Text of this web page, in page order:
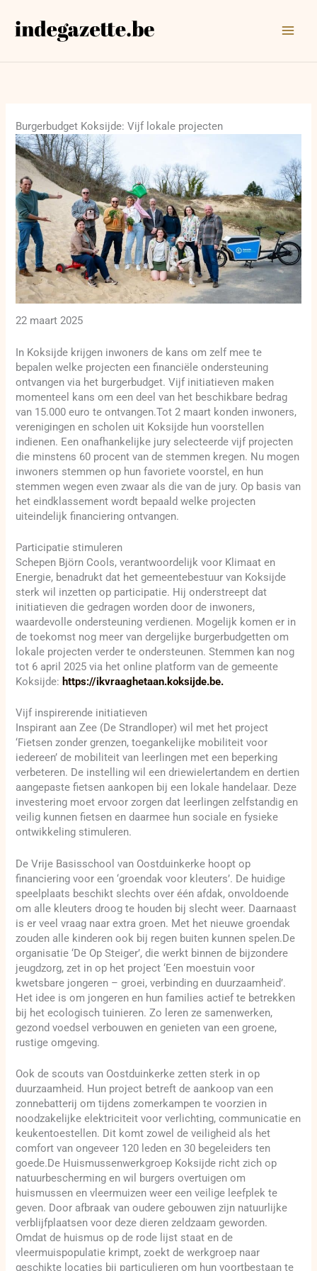
naar
Burgerbudget Koksijde: Vijf lokale projecten
22 maart 2025
In Koksijde krijgen inwoners de kans om zelf mee te
bepalen welke projecten een financiële ondersteuning
ontvangen via het burgerbudget. Vijf initiatieven maken
momenteel kans om een deel van het beschikbare bedrag
van 15.000 euro te ontvangen.Tot 2 maart konden inwoners,
verenigingen en scholen uit Koksijde hun voorstellen
indienen. Een onafhankelijke jury selecteerde vijf projecten
die minstens 60 procent van de stemmen kregen. Nu mogen
inwoners stemmen op hun favoriete voorstel, en hun
stemmen wegen even zwaar als die van de jury. Op basis van
het eindklassement wordt bepaald welke projecten
uiteindelijk financiering ontvangen.
Participatie stimuleren
Schepen Björn Cools, verantwoordelijk voor Klimaat en
Energie, benadrukt dat het gemeentebestuur van Koksijde
sterk wil inzetten op participatie. Hij onderstreept dat
initiatieven die gedragen worden door de inwoners,
waardevolle ondersteuning verdienen. Mogelijk komen er in
de toekomst nog meer van dergelijke burgerbudgetten om
lokale projecten verder te ondersteunen. Stemmen kan nog
tot 6 april 2025 via het online platform van de gemeente
Koksijde: https://ikvraaghetaan.koksijde.be.
Vijf inspirerende initiatieven
Inspirant aan Zee (De Strandloper) wil met het project
‘Fietsen zonder grenzen, toegankelijke mobiliteit voor
iedereen’ de mobiliteit van leerlingen met een beperking
verbeteren. De instelling wil een driewielertandem en dertien
aangepaste fietsen aankopen bij een lokale handelaar. Deze
investering moet ervoor zorgen dat leerlingen zelfstandig en
veilig kunnen fietsen en daarmee hun sociale en fysieke
ontwikkeling stimuleren.
De Vrije Basisschool van Oostduinkerke hoopt op
financiering voor een ‘groendak voor kleuters’. De huidige
speelplaats beschikt slechts over één afdak, onvoldoende
om alle kleuters droog te houden bij slecht weer. Daarnaast
is er veel vraag naar extra groen. Met het nieuwe groendak
zouden alle kinderen ook bij regen buiten kunnen spelen.De
organisatie ‘De Op Steiger’, die werkt binnen de bijzondere
jeugdzorg, zet in op het project ‘Een moestuin voor
kwetsbare jongeren – groei, verbinding en duurzaamheid’.
Het idee is om jongeren en hun families actief te betrekken
bij het ecologisch tuinieren. Zo leren ze samenwerken,
gezond voedsel verbouwen en genieten van een groene,
rustige omgeving.
Ook de scouts van Oostduinkerke zetten sterk in op
duurzaamheid. Hun project betreft de aankoop van een
zonnebatterij om tijdens zomerkampen te voorzien in
noodzakelijke elektriciteit voor verlichting, communicatie en
keukentoestellen. Dit komt zowel de veiligheid als het
comfort van ongeveer 120 leden en 30 begeleiders ten
goede.De Huismussenwerkgroep Koksijde richt zich op
natuurbescherming en wil burgers overtuigen om
huismussen en vleermuizen weer een veilige leefplek te
geven. Door afbraak van oudere gebouwen zijn natuurlijke
verblijfplaatsen voor deze dieren zeldzaam geworden.
Omdat de huismus op de rode lijst staat en de
vleermuispopulatie krimpt, zoekt de werkgroep naar
geschikte locaties bij particulieren om hun voortbestaan te